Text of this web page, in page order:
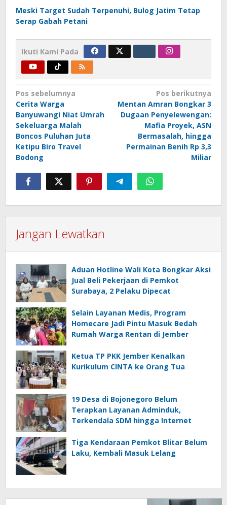
Meski Target Sudah Terpenuhi, Bulog Jatim Tetap
Serap Gabah Petani
Ikuti Kami Pada
Navigasi
pos
Pos sebelumnya
Cerita Warga
Banyuwangi Niat Umrah
Sekeluarga Malah
Boncos Puluhan Juta
Ketipu Biro Travel
Bodong
Pos berikutnya
Mentan Amran Bongkar 3
Dugaan Penyelewengan:
Mafia Proyek, ASN
Bermasalah, hingga
Permainan Benih Rp 3,3
Miliar
Jangan Lewatkan
Aduan Hotline Wali Kota Bongkar Aksi
Jual Beli Pekerjaan di Pemkot
Surabaya, 2 Pelaku Dipecat
Selain Layanan Medis, Program
Homecare Jadi Pintu Masuk Bedah
Rumah Warga Rentan di Jember
Ketua TP PKK Jember Kenalkan
Kurikulum CINTA ke Orang Tua
19 Desa di Bojonegoro Belum
Terapkan Layanan Adminduk,
Terkendala SDM hingga Internet
Tiga Kendaraan Pemkot Blitar Belum
Laku, Kembali Masuk Lelang